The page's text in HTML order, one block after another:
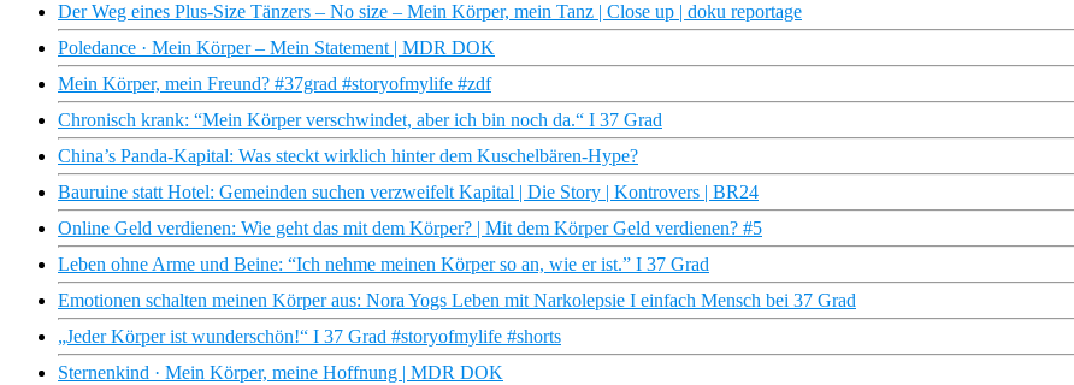
Der Weg eines Plus-Size Tänzers – No size – Mein Körper, mein Tanz | Close up | doku reportage
Poledance · Mein Körper – Mein Statement | MDR DOK
Mein Körper, mein Freund? #37grad #storyofmylife #zdf
Chronisch krank: “Mein Körper verschwindet, aber ich bin noch da.“ I 37 Grad
China’s Panda-Kapital: Was steckt wirklich hinter dem Kuschelbären-Hype?
Bauruine statt Hotel: Gemeinden suchen verzweifelt Kapital | Die Story | Kontrovers | BR24
Online Geld verdienen: Wie geht das mit dem Körper? | Mit dem Körper Geld verdienen? #5
Leben ohne Arme und Beine: “Ich nehme meinen Körper so an, wie er ist.” I 37 Grad
Emotionen schalten meinen Körper aus: Nora Yogs Leben mit Narkolepsie I einfach Mensch bei 37 Grad
„Jeder Körper ist wunderschön!“ I 37 Grad #storyofmylife #shorts
Sternenkind · Mein Körper, meine Hoffnung | MDR DOK